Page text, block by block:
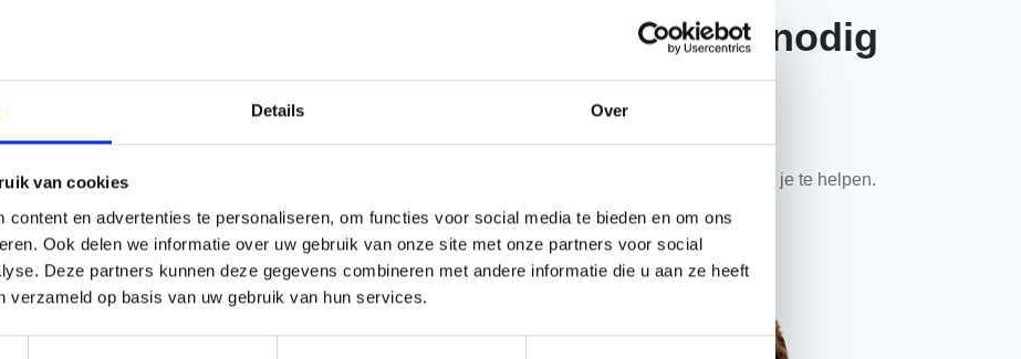
Details Over
van cookies
content en advertenties te personaliseren, om functies voor social media te bieden en om ons
Ook delen we informatie over uw gebruik van onze site met onze partners voor social
Deze partners kunnen deze gegevens combineren met andere informatie die u aan ze heeft
verzameld op basis van uw gebruik van hun services.
Heb je advies nodig
of een vraag?
Neem contact met ons op. Onze
dakpanspecialisten zitten klaar om je te helpen.
085 2020 520
E-mail onze experts